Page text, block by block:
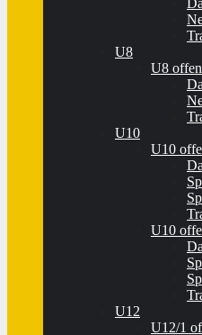
U8
U8 offen
U10
U10
U10
U12
U12/1